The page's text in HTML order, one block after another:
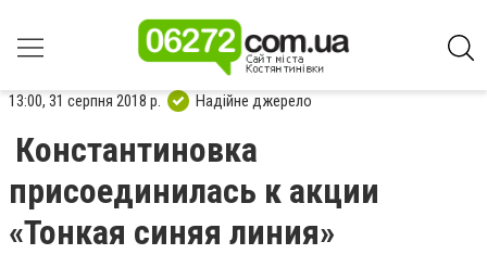
13:00, 31 серпня 2018 р. Надійне джерело
Константиновка
присоединилась к акции
«Тонкая синяя линия»